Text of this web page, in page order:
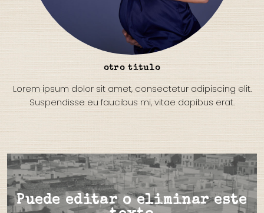
otro titulo
Lorem ipsum dolor sit amet, consectetur adipiscing elit.
Suspendisse eu faucibus mi, vitae dapibus erat.
Puede editar o eliminar este